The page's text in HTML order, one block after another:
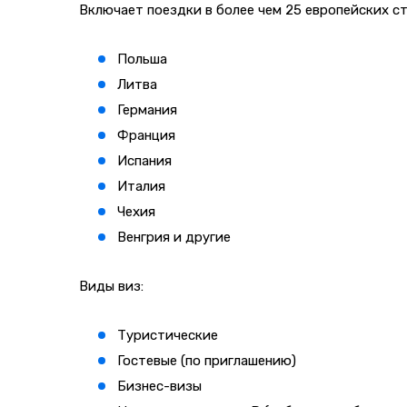
Включает поездки в более чем 25 европейских
Польша
Литва
Германия
Франция
Испания
Италия
Чехия
Венгрия и другие
Виды виз:
Туристические
Гостевые (по приглашению)
Бизнес-визы